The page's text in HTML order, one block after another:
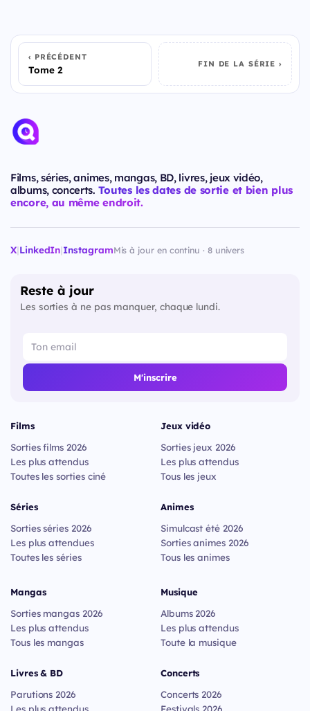
PRÉCÉDENT
Tome 2 FIN DE LA SÉRIE
Films, séries, animes, mangas, BD, livres, jeux vidéo,
albums, concerts. Toutes les dates de sortie et bien plus
encore, au même endroit.
X|LinkedIn|InstagramMis à jour en continu · 8 univers
Reste à jour
Les sorties à ne pas manquer, chaque lundi.
M'inscrire
Films
Sorties films 2026
Les plus attendus
Toutes les sorties ciné
Séries
Sorties séries 2026
Les plus attendues
Toutes les séries
Jeux vidéo
Sorties jeux 2026
Les plus attendus
Tous les jeux
Animes
Simulcast été 2026
Sorties animes 2026
Tous les animes
Mangas
Sorties mangas 2026
Les plus attendus
Tous les mangas
Livres & BD
Parutions 2026
Musique
Albums 2026
Les plus attendus
Toute la musique
Concerts
Concerts 2026